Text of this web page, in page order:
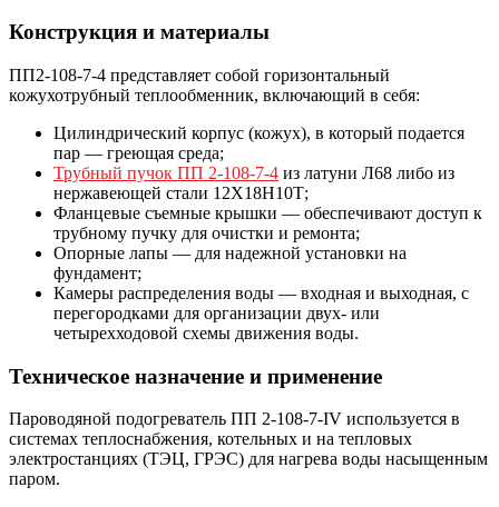
Конструкция и материалы
ПП2-108-7-4 представляет собой горизонтальный
кожухотрубный теплообменник, включающий в себя:
Цилиндрический корпус (кожух), в который подается
пар — греющая среда;
Трубный пучок ПП 2-108-7-4 из латуни Л68 либо из
нержавеющей стали 12Х18Н10Т;
Фланцевые съемные крышки — обеспечивают доступ к
трубному пучку для очистки и ремонта;
Опорные лапы — для надежной установки на
фундамент;
Камеры распределения воды — входная и выходная, с
перегородками для организации двух- или
четырехходовой схемы движения воды.
Техническое назначение и применение
Пароводяной подогреватель ПП 2-108-7-IV используется в
системах теплоснабжения, котельных и на тепловых
электростанциях (ТЭЦ, ГРЭС) для нагрева воды насыщенным
паром.